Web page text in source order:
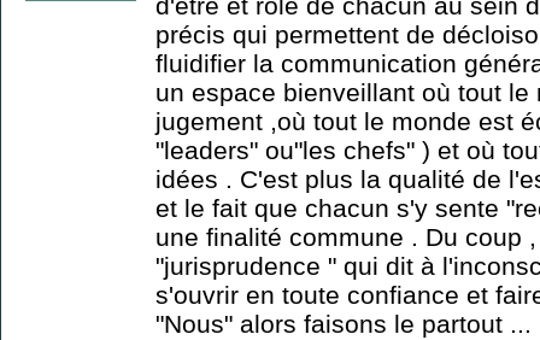
précis qui permettent de
fluidifier la communication
un espace bienveillant où tout
jugement ,où tout le monde est
"leaders" ou"les chefs" ) et où
idées . C'est plus la qualité de
et le fait que chacun s'y sente
une finalité commune . Du coup
"jurisprudence " qui dit à
s'ouvrir en toute confiance et
"Nous" alors faisons le partout ...